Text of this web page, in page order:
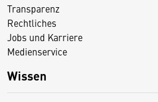
Transparenz
Rechtliches
Jobs und Karriere
Medienservice
Wissen